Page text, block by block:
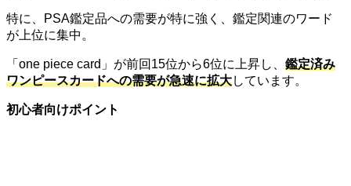
特に、PSA鑑定品への需要が特に強く、鑑定関連のワード
が上位に集中。
「one piece card」が前回15位から6位に上昇し、 鑑定済み
ワンピースカードへの需要が急速に拡大しています。
初心者向けポイント